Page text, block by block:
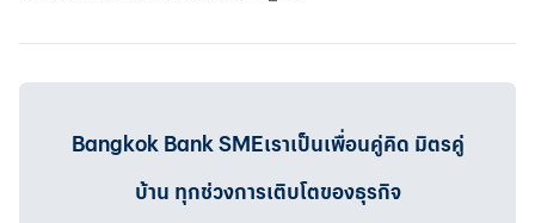
Bangkok Bank SMEเราเป็นเพื่อนคู่คิด มิตรคู่
บ้าน ทุกช่วงการเติบโตของธุรกิจ